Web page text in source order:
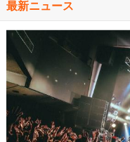
最新ニュース